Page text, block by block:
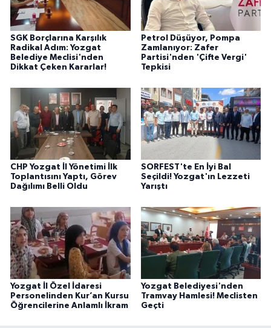
SGK Borçlarına Karşılık
Radikal Adım: Yozgat
Belediye Meclisi'nden
Dikkat Çeken Kararlar!
Petrol Düşüyor, Pompa
Zamlanıyor: Zafer
Partisi'nden 'Çifte Vergi'
Tepkisi
CHP Yozgat İl Yönetimi İlk
Toplantısını Yaptı, Görev
Dağılımı Belli Oldu
SORFEST'te En İyi Bal
Seçildi! Yozgat'ın Lezzeti
Yarıştı
Yozgat İl Özel İdaresi
Personelinden Kur’an Kursu
Öğrencilerine Anlamlı İkram
Yozgat Belediyesi'nden
Tramvay Hamlesi! Meclisten
Geçti